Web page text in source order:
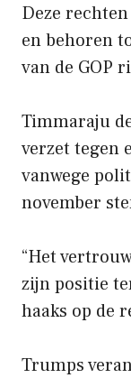
Deze
en behoren
van de GOP
Timmaraju
verzet tegen
vanwege
november
“Het
zijn positie
haaks op de
Trumps